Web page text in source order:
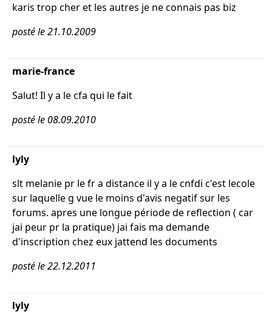
karis trop cher et les autres je ne connais pas biz
posté le 21.10.2009
marie-france
Salut! Il y a le cfa qui le fait
posté le 08.09.2010
lyly
slt melanie pr le fr a distance il y a le cnfdi c'est lecole
sur laquelle g vue le moins d'avis negatif sur les
forums. apres une longue période de reflection ( car
jai peur pr la pratique) jai fais ma demande
d'inscription chez eux jattend les documents
posté le 22.12.2011
lyly